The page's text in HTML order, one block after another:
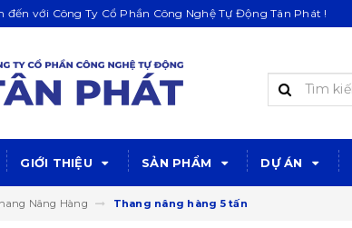
đến với Công Ty Cổ Phần Công Nghệ Tự Động Tân Phát !
GIỚI THIỆU SẢN PHẨM DỰ ÁN
Nâng Hàng Thang nâng hàng 5 tấn